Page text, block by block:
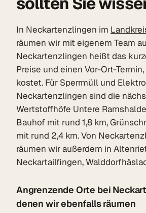
In Neckartenzlingen im
räumen wir mit eigenem Team
Neckartenzlingen heißt das
Preise und einen Vor-Ort-
kostet. Für Sperrmüll und
Neckartenzlingen sind die
Wertstoffhöfe Untere
Bauhof mit rund 1,8 km,
mit rund 2,4 km. Von
räumen wir außerdem in
Neckartailfingen,
Angrenzende Orte bei
denen wir ebenfalls räumen